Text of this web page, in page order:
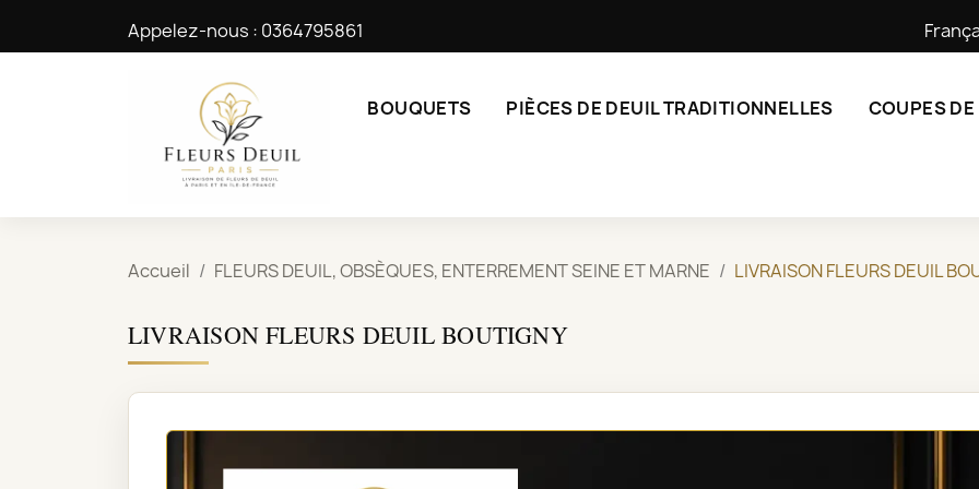
Appelez-nous : 0364795861
BOUQUETS PIÈCES DE DEUIL TRADITIONNELLES COUPES
Accueil FLEURS DEUIL, OBSÈQUES, ENTERREMENT SEINE ET MARNE LIVRAISON FLEURS DEUIL
LIVRAISON FLEURS DEUIL BOUTIGNY